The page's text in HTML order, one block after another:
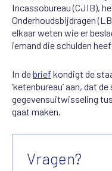
Incassobureau (CJIB),
Onderhoudsbijdragen
elkaar weten wie er
iemand die schulden
In debrief kondigt de
‘ketenbureau’ aan, dat
gegevensuitwisseling
gaat maken.
Vragen?